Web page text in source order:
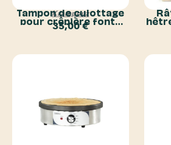
Krampouz
Tampon de culottage
pour crêpière fonte
Krampouz
35,00€